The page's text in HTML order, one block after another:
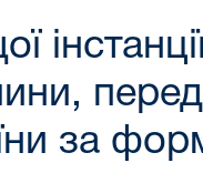
за